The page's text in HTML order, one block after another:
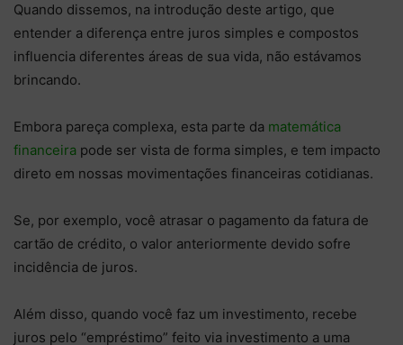
Quando dissemos, na introdução deste artigo, que
entender a diferença entre juros simples e compostos
influencia diferentes áreas de sua vida, não estávamos
brincando.
Embora pareça complexa, esta parte da matemática
financeira pode ser vista de forma simples, e tem impacto
direto em nossas movimentações financeiras cotidianas.
Se, por exemplo, você atrasar o pagamento da fatura de
cartão de crédito, o valor anteriormente devido sofre
incidência de juros.
Além disso, quando você faz um investimento, recebe
juros pelo “empréstimo” feito via investimento a uma